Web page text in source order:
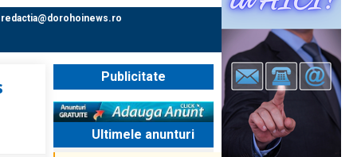
redactia@dorohoinews.ro
Publicitate
Ultimele anunturi